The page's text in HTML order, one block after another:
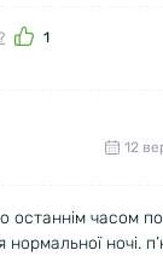
1
12
останнім часом
нормальної ночі.